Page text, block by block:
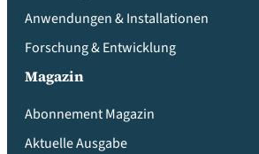
Anwendungen & Installationen
Forschung & Entwicklung
Magazin
Abonnement Magazin
Aktuelle Ausgabe